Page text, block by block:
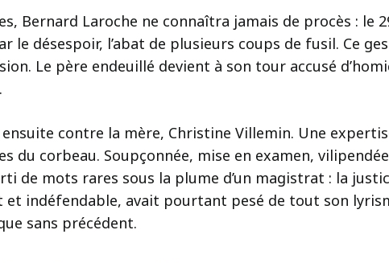
Bernard Laroche ne connaîtra jamais de procès : le
le désespoir, l’abat de plusieurs coups de fusil. Ce
Le père endeuillé devient à son tour accusé
ensuite contre la mère, Christine Villemin. Une
du corbeau. Soupçonnée, mise en examen,
de mots rares sous la plume d’un magistrat : la
indéfendable, avait pourtant pesé de tout son
sans précédent.